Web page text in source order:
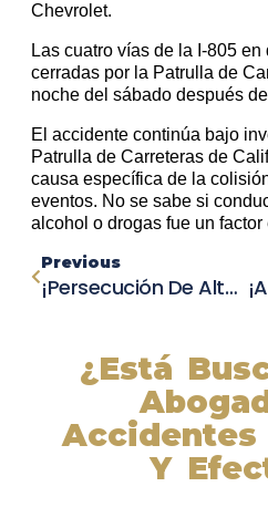
Chevrolet.
Las cuatro vías de la I-805
cerradas por la Patrulla de
noche del sábado después
El accidente continúa bajo
Patrulla de Carreteras de
causa específica de la
eventos. No se sabe si
alcohol o drogas fue un factor
Previous
¡Persecución De Alta Velocidad En La Autopista Interestatal 15! Motorista Arrestado Tras Colisión Y Fuga
¿Está
Accidentes
Y